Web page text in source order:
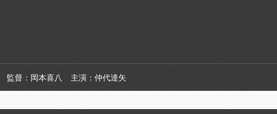
監督 岡本喜八 主演 仲代達矢